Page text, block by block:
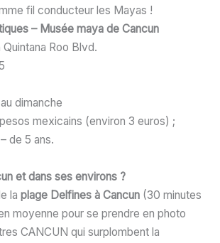
fil conducteur les Mayas !
– Musée maya de Cancun
Roo Blvd.
dimanche
mexicains (environ 3 euros) ;
de 5 ans.
et dans ses environs ?
laplage Delfines à Cancun (30 minutes
moyenne pour se prendre en photo
CANCUN qui surplombent la